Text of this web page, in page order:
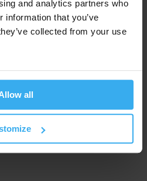
and analytics partners who
information that you’ve
collected from your use
all
na uczestnika może być
przy szkoleniach w grupach
na stronie) - zwłaszcza
termin
.